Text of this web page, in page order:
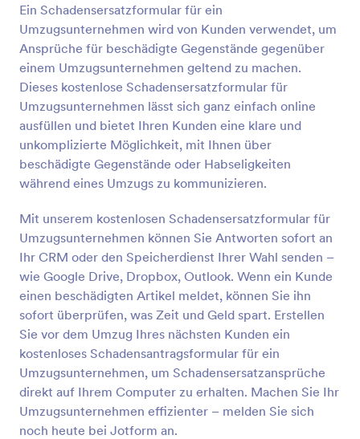
Ein Schadensersatzformular für ein
Umzugsunternehmen wird von Kunden verwendet, um
Ansprüche für beschädigte Gegenstände gegenüber
einem Umzugsunternehmen geltend zu machen.
Dieses kostenlose Schadensersatzformular für
Umzugsunternehmen lässt sich ganz einfach online
ausfüllen und bietet Ihren Kunden eine klare und
unkomplizierte Möglichkeit, mit Ihnen über
beschädigte Gegenstände oder Habseligkeiten
während eines Umzugs zu kommunizieren.
Mit unserem kostenlosen Schadensersatzformular für
Umzugsunternehmen können Sie Antworten sofort an
Ihr CRM oder den Speicherdienst Ihrer Wahl senden –
wie Google Drive, Dropbox, Outlook. Wenn ein Kunde
einen beschädigten Artikel meldet, können Sie ihn
sofort überprüfen, was Zeit und Geld spart. Erstellen
Sie vor dem Umzug Ihres nächsten Kunden ein
kostenloses Schadensantragsformular für ein
Umzugsunternehmen, um Schadensersatzansprüche
direkt auf Ihrem Computer zu erhalten. Machen Sie Ihr
Umzugsunternehmen effizienter – melden Sie sich
noch heute bei Jotform an.
Vorschau
Formular Für Lebensversicherung
Antrag für eine Lebensversicherung